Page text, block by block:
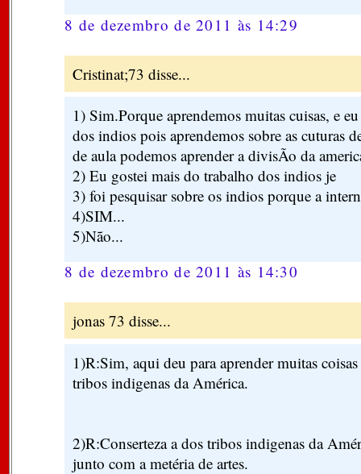
8 de dezembro de 2011 às 14:29
Cristinat;73 disse...
1) Sim.Porque aprendemos muitas cuisas, e
dos indios pois aprendemos sobre as cuturas
de aula podemos aprender a divisÃo da
2) Eu gostei mais do trabalho dos indios je
3) foi pesquisar sobre os indios porque a
4)SIM...
5)Não...
8 de dezembro de 2011 às 14:30
jonas 73 disse...
1)R:Sim, aqui deu para aprender muitas
tribos indigenas da América.
2)R:Conserteza a dos tribos indigenas da
junto com a metéria de artes.